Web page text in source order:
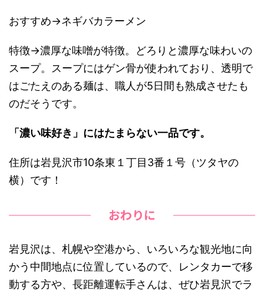
おすすめ→ネギバカラーメン
特徴→濃厚な味噌が特徴。どろりと濃厚な味わいの
スープ。スープにはゲン骨が使われており、透明で
はごたえのある麺は、職人が5日間も熟成させたも
のだそうです。
「濃い味好き」にはたまらない一品です。
住所は岩見沢市10条東１丁目3番１号（ツタヤの
横）です！
おわりに
岩見沢は、札幌や空港から、いろいろな観光地に向
かう中間地点に位置しているので、レンタカーで移
動する方や、長距離運転手さんは、ぜひ岩見沢でラ